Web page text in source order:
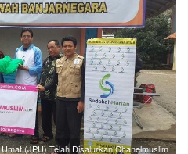
(JPU) Telah Disalurkan Chanelmuslim